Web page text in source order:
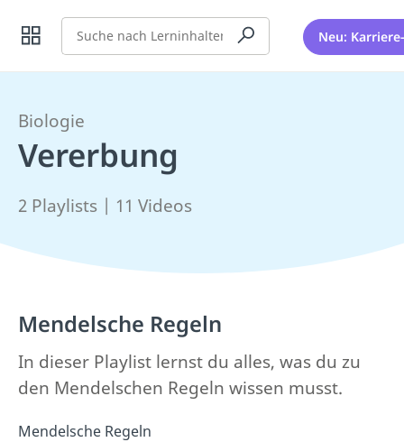
Suche Neu:
Biologie
Vererbung
2 Playlists | 11 Videos
Mendelsche Regeln
In dieser Playlist lernst du alles, was du zu
den Mendelschen Regeln wissen musst.
Mendelsche Regeln